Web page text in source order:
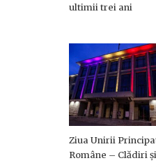
ultimii trei ani
Ziua Unirii
Române – Clădiri și